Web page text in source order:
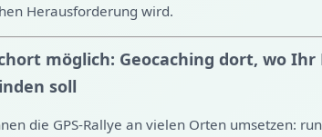
Herausforderung wird.
möglich: Geocaching dort, wo
soll
die GPS-Rallye an vielen Orten umsetzen: